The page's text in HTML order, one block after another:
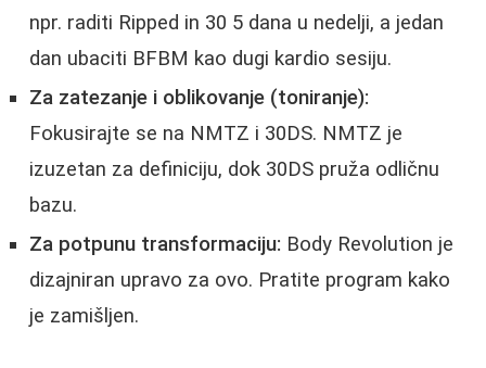
npr. raditi Ripped in 30 5 dana u nedelji, a jedan
dan ubaciti BFBM kao dugi kardio sesiju.
Za zatezanje i oblikovanje (toniranje):
Fokusirajte se na NMTZ i 30DS. NMTZ je
izuzetan za definiciju, dok 30DS pruža odličnu
bazu.
Za potpunu transformaciju: Body Revolution je
dizajniran upravo za ovo. Pratite program kako
je zamišljen.